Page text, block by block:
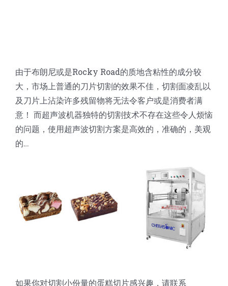
由于布朗尼或是Rocky Road的质地含粘性的成分较
大，市场上普通的刀片切割的效果不佳，切割面凌乱以
及刀片上沾染许多残留物将无法令客户或是消费者满
意！ 而超声波机器独特的切割技术不存在这些令人烦恼
的问题，使用超声波切割方案是高效的，准确的，美观
的…
如果你对切割小份量的蛋糕切片感兴趣，请联系